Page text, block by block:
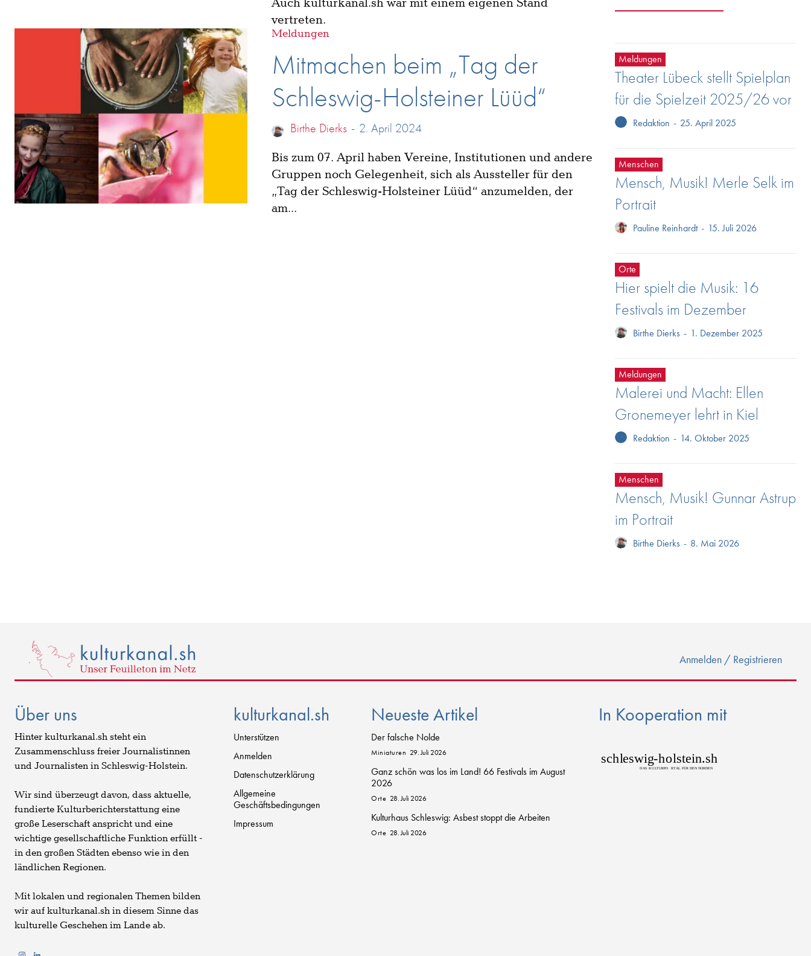
Auch kulturkanal.sh war mit einem eigenen Stand
vertreten.
Meldungen
Mitmachen beim „Tag der
Schleswig-Holsteiner Lüüd“
Birthe Dierks - 2. April 2024
Bis zum 07. April haben Vereine, Institutionen und andere
Gruppen noch Gelegenheit, sich als Aussteller für den
„Tag der Schleswig-Holsteiner Lüüd“ anzumelden, der
am...
Meldungen
Theater Lübeck stellt Spielplan
für die Spielzeit 2025/26 vor
Redaktion - 25. April 2025
Menschen
Mensch, Musik! Merle Selk im
Portrait
Pauline Reinhardt - 15. Juli 2026
Orte
Hier spielt die Musik: 16
Festivals im Dezember
Birthe Dierks - 1. Dezember 2025
Meldungen
Malerei und Macht: Ellen
Gronemeyer lehrt in Kiel
Redaktion - 14. Oktober 2025
Menschen
Mensch, Musik! Gunnar Astrup
im Portrait
Birthe Dierks - 8. Mai 2026
Anmelden / Registrieren
Über uns
Hinter kulturkanal.sh steht ein
Zusammenschluss freier Journalistinnen
und Journalisten in Schleswig-Holstein.
Wir sind überzeugt davon, dass aktuelle,
fundierte Kulturberichterstattung eine
große Leserschaft anspricht und eine
wichtige gesellschaftliche Funktion erfüllt -
in den großen Städten ebenso wie in den
ländlichen Regionen.
Mit lokalen und regionalen Themen bilden
wir auf kulturkanal.sh in diesem Sinne das
kulturelle Geschehen im Lande ab.
kulturkanal.sh
Unterstützen
Anmelden
Datenschutzerklärung
Allgemeine
Geschäftsbedingungen
Impressum
Neueste Artikel
Der falsche Nolde
Miniaturen 29. Juli 2026
Ganz schön was los im Land! 66 Festivals im August
2026
Orte 28. Juli 2026
Kulturhaus Schleswig: Asbest stoppt die Arbeiten
Orte 28. Juli 2026
In Kooperation mit
schleswig-holstein.sh
DAS KULTURPO RTAL FÜR DEN NORDEN